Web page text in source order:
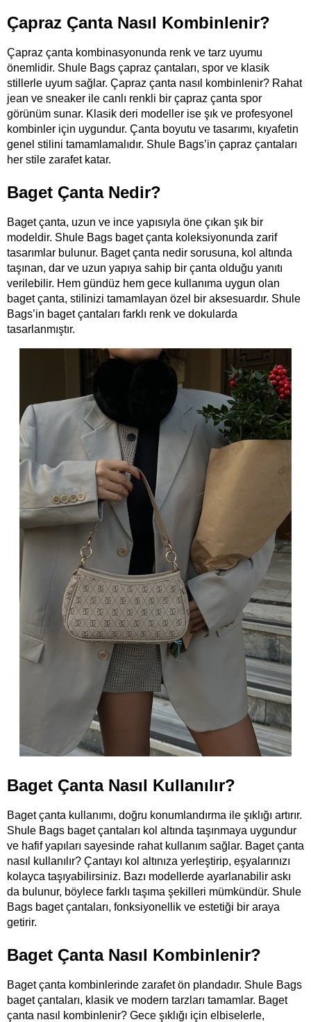
Çapraz Çanta Nasıl Kombinlenir?
Çapraz çanta kombinasyonunda renk ve tarz uyumu
önemlidir. Shule Bags çapraz çantaları, spor ve klasik
stillerle uyum sağlar. Çapraz çanta nasıl kombinlenir? Rahat
jean ve sneaker ile canlı renkli bir çapraz çanta spor
görünüm sunar. Klasik deri modeller ise şık ve profesyonel
kombinler için uygundur. Çanta boyutu ve tasarımı, kıyafetin
genel stilini tamamlamalıdır. Shule Bags’in çapraz çantaları
her stile zarafet katar.
Baget Çanta Nedir?
Baget çanta, uzun ve ince yapısıyla öne çıkan şık bir
modeldir. Shule Bags baget çanta koleksiyonunda zarif
tasarımlar bulunur. Baget çanta nedir sorusuna, kol altında
taşınan, dar ve uzun yapıya sahip bir çanta olduğu yanıtı
verilebilir. Hem gündüz hem gece kullanıma uygun olan
baget çanta, stilinizi tamamlayan özel bir aksesuardır. Shule
Bags’in baget çantaları farklı renk ve dokularda
tasarlanmıştır.
Baget Çanta Nasıl Kullanılır?
Baget çanta kullanımı, doğru konumlandırma ile şıklığı artırır.
Shule Bags baget çantaları kol altında taşınmaya uygundur
ve hafif yapıları sayesinde rahat kullanım sağlar. Baget çanta
nasıl kullanılır? Çantayı kol altınıza yerleştirip, eşyalarınızı
kolayca taşıyabilirsiniz. Bazı modellerde ayarlanabilir askı
da bulunur, böylece farklı taşıma şekilleri mümkündür. Shule
Bags baget çantaları, fonksiyonellik ve estetiği bir araya
getirir.
Baget Çanta Nasıl Kombinlenir?
Baget çanta kombinlerinde zarafet ön plandadır. Shule Bags
baget çantaları, klasik ve modern tarzları tamamlar. Baget
çanta nasıl kombinlenir? Gece şıklığı için elbiselerle,